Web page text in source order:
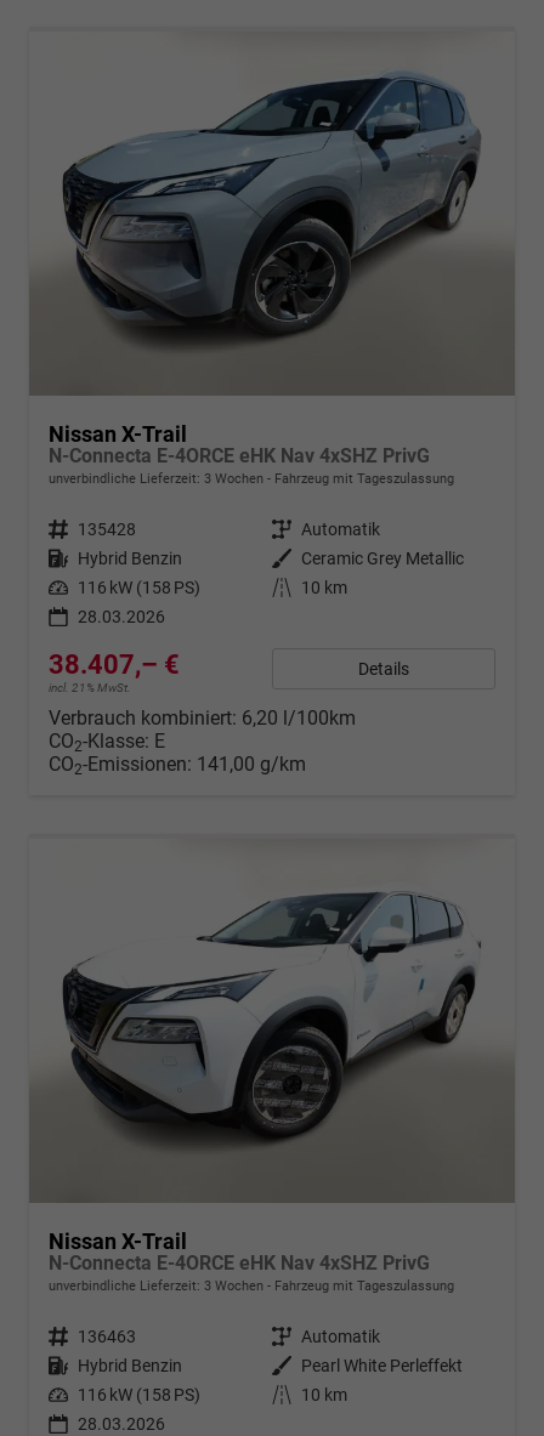
Nissan X-Trail
N-Connecta E-4ORCE eHK Nav 4xSHZ PrivG
unverbindliche Lieferzeit: 3 Wochen Fahrzeug mit Tageszulassung
Fahrzeugnr. 135428 Getriebe Automatik
Kraftstoff Hybrid Benzin Außenfarbe Ceramic Grey Metallic
Leistung 116 kW (158 PS) Kilometerstand
10 km
28.03.2026
38.407,– €
incl. 21% MwSt.
Details
Verbrauch kombiniert: 6,20 l/100km
CO2-Klasse: E
CO2-Emissionen: 141,00 g/km
Nissan X-Trail
N-Connecta E-4ORCE eHK Nav 4xSHZ PrivG
unverbindliche Lieferzeit: 3 Wochen Fahrzeug mit Tageszulassung
Fahrzeugnr. 136463 Getriebe Automatik
Kraftstoff Hybrid Benzin Außenfarbe Pearl White Perleffekt
Leistung 116 kW (158 PS) Kilometerstand
10 km
28.03.2026